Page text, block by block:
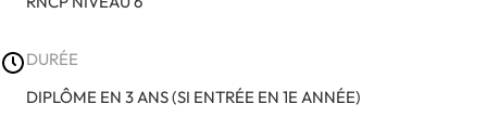
DURÉE
DIPLÔME EN 3 ANS (SI ENTRÉE EN 1E ANNÉE)